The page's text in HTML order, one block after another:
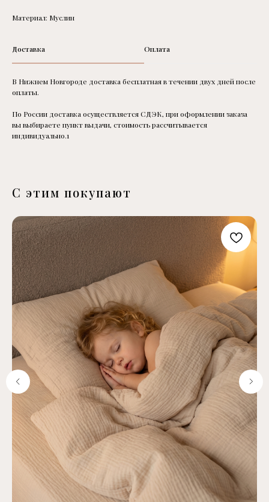
Материал: Муслин
Доставка Оплата
В Нижнем Новгороде доставка бесплатная в течении двух дней после
оплаты.
По России доставка осуществляется СДЭК, при оформлении заказа
вы выбираете пункт выдачи, стоимость рассчитывается
индивидуально.1
С этим покупают